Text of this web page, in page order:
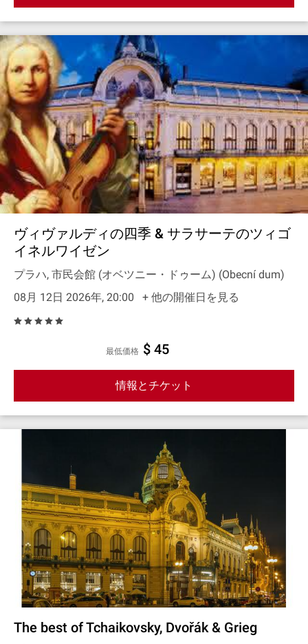
ヴィヴァルディの四季 & サラサーテのツィゴ
イネルワイゼン
プラハ, 市民会館 (オベツニー・ドゥーム) (Obecní dum)
08月 12日 2026年, 20:00
+ 他の開催日を見る
最低価格 $ 45
情報とチケット
The best of Tchaikovsky, Dvořák & Grieg